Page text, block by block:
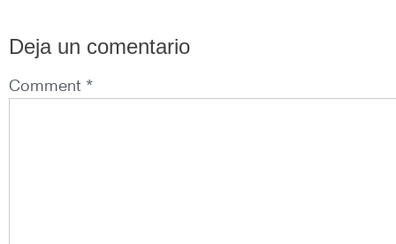
Deja un comentario
Comment *